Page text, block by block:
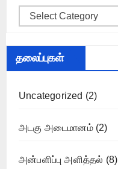
Categories
தலைப்புகள்
Uncategorized (2)
அடகு அடைமானம்(2)
அன்பளிப்பு அளித்தல் (8)